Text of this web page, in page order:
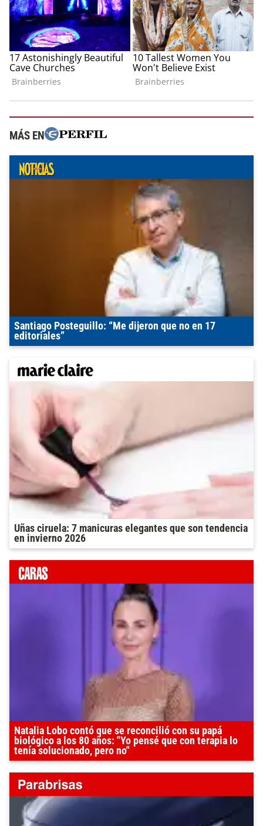
MÁS EN
Santiago Posteguillo: “Me dijeron que no en 17
editoriales”
Uñas ciruela: 7 manicuras elegantes que son tendencia
en invierno 2026
Natalia Lobo contó que se reconcilió con su papá
biológico a los 80 años: "Yo pensé que con terapia lo
tenía solucionado, pero no"